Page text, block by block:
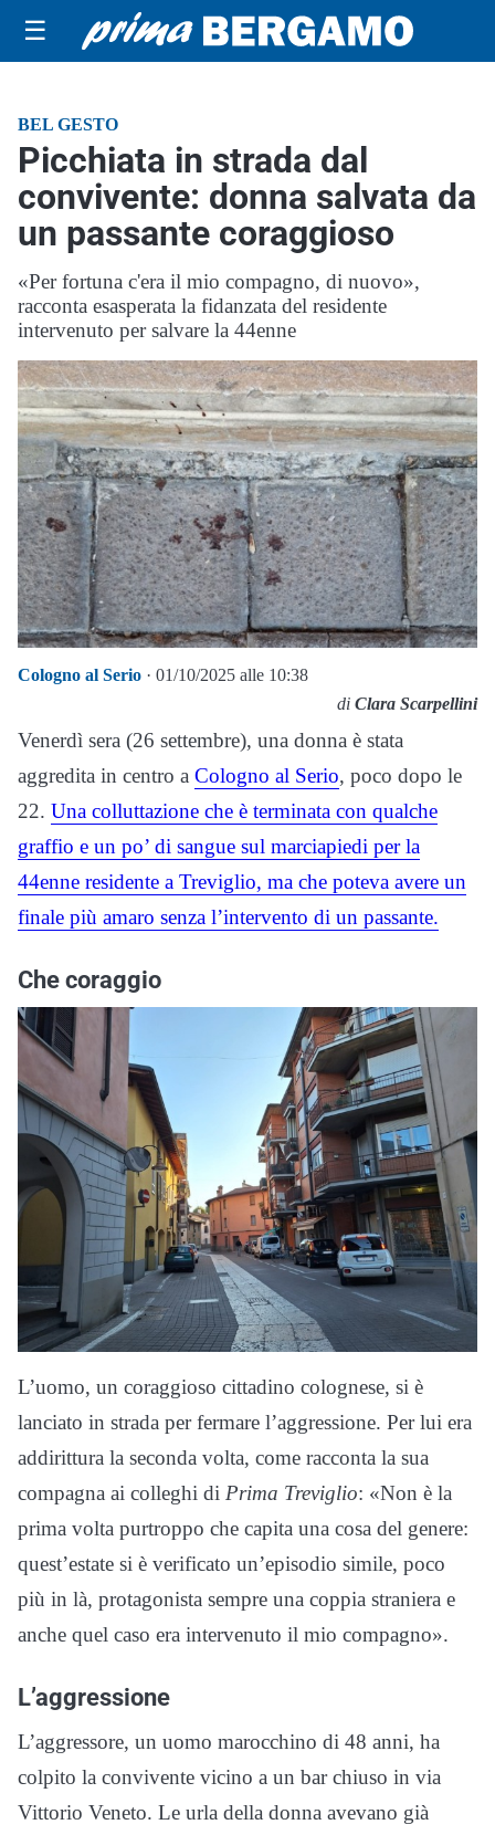
☰
BEL GESTO
Picchiata in strada dal
convivente: donna salvata da
un passante coraggioso
«Per fortuna c'era il mio compagno, di nuovo»,
racconta esasperata la fidanzata del residente
intervenuto per salvare la 44enne
Cologno al Serio · 01/10/2025 alle 10:38
di Clara Scarpellini
Venerdì sera (26 settembre), una donna è stata
aggredita in centro a Cologno al Serio, poco dopo le
22. Una colluttazione che è terminata con qualche
graffio e un po’ di sangue sul marciapiedi per la
44enne residente a Treviglio, ma che poteva avere un
finale più amaro senza l’intervento di un passante.
Che coraggio
L’uomo, un coraggioso cittadino colognese, si è
lanciato in strada per fermare l’aggressione. Per lui era
addirittura la seconda volta, come racconta la sua
compagna ai colleghi di Prima Treviglio: «Non è la
prima volta purtroppo che capita una cosa del genere:
quest’estate si è verificato un’episodio simile, poco
più in là, protagonista sempre una coppia straniera e
anche quel caso era intervenuto il mio compagno».
L’aggressione
L’aggressore, un uomo marocchino di 48 anni, ha
colpito la convivente vicino a un bar chiuso in via
Vittorio Veneto. Le urla della donna avevano già